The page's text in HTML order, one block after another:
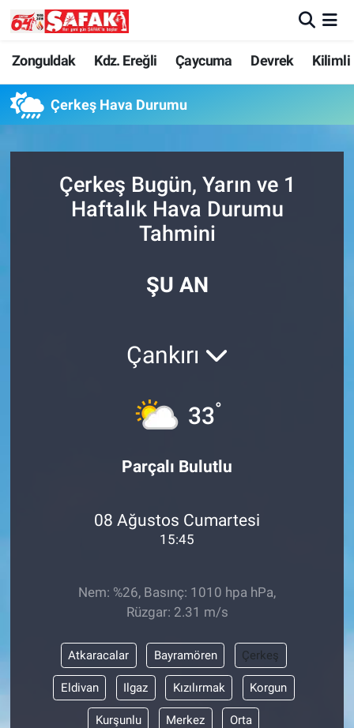
Zonguldak Kdz. Ereğli Çaycuma Devrek Kilimli
Çerkeş Hava Durumu
Çerkeş Bugün, Yarın ve 1
Haftalık Hava Durumu
Tahmini
ŞU AN
Çankırı
33°
Parçalı Bulutlu
08 Ağustos Cumartesi
15:45
Nem: %26, Basınç: 1010 hpa hPa,
Rüzgar: 2.31 m/s
Atkaracalar Bayramören Çerkeş
Eldivan Ilgaz Kızılırmak Korgun
Kurşunlu Merkez Orta
Zonguldak
Kdz. Ereğli
Devrek
Kilimli
Zonguldak Nöbetçi Eczaneler
Zonguldak Hava Durumu
Zonguldak Trafik Yoğunluk Haritası
Süper Lig Puan Durumu ve Fikstür
Son Dakika Haberleri